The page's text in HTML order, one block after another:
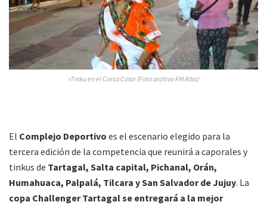
»Tinku en el Corso Color (Foto archivo FM Alba)
El Complejo Deportivo es el escenario elegido para la
tercera edición de la competencia que reunirá a caporales y
tinkus de Tartagal, Salta capital, Pichanal, Orán,
Humahuaca, Palpalá, Tilcara y San Salvador de Jujuy. La
copa Challenger Tartagal se entregará a la mejor